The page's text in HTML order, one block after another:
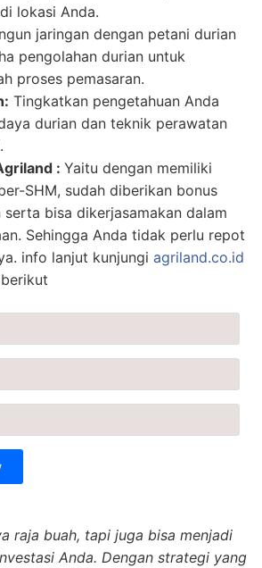
lokasi Anda.
jaringan dengan petani durian
pengolahan durian untuk
proses pemasaran.
Tingkatkan pengetahuan Anda
durian dan teknik perawatan
: Yaitu dengan memiliki
SHM, sudah diberikan bonus
serta bisa dikerjasamakan dalam
Sehingga Anda tidak perlu repot
info lanjut kunjungi agriland.co.id
raja buah, tapi juga bisa menjadi
Anda. Dengan strategi yang